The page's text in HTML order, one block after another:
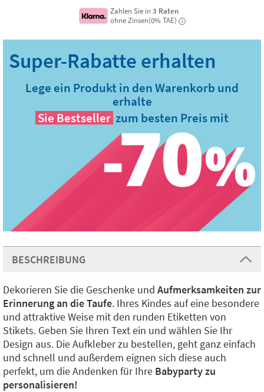
Zahlen Sie in3 Raten
ohne Zinsen(0% TAE)
i
Lege ein Produkt in den Warenkorb und
erhalte
Sie Bestseller zum besten Preis mit
BESCHREIBUNG
Dekorieren Sie die Geschenke und Aufmerksamkeiten zur
Erinnerung an die Taufe. Ihres Kindes auf eine besondere
und attraktive Weise mit den runden Etiketten von
Stikets. Geben Sie Ihren Text ein und wählen Sie Ihr
Design aus. Die Aufkleber zu bestellen, geht ganz einfach
und schnell und außerdem eignen sich diese auch
perfekt, um die Andenken für Ihre Babyparty zu
personalisieren!